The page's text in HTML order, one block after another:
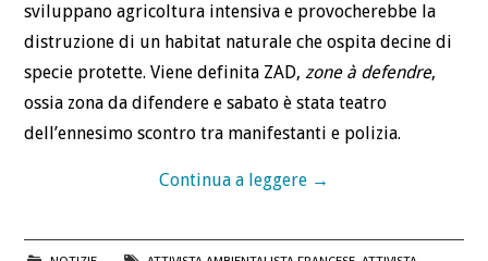
sviluppano agricoltura intensiva e provocherebbe la
distruzione di un habitat naturale che ospita decine di
specie protette. Viene definita ZAD,zone à defendre,
ossia zona da difendere e sabato è stata teatro
dell’ennesimo scontro tra manifestanti e polizia.
Continua a leggere →